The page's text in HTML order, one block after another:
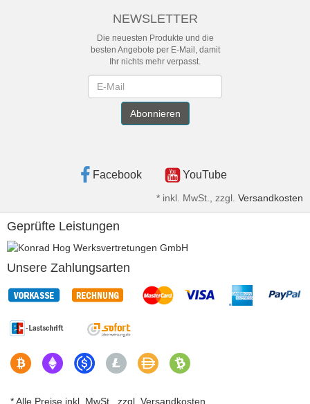
NEWSLETTER
Die neuesten Produkte und die
besten Angebote per E-Mail, damit
Ihr nichts mehr verpasst.
Abonnieren
Facebook YouTube
* inkl. MwSt., zzgl. Versandkosten
Geprüfte Leistungen
Unsere Zahlungsarten
* Alle Preise inkl. MwSt., zzgl. Versandkosten.